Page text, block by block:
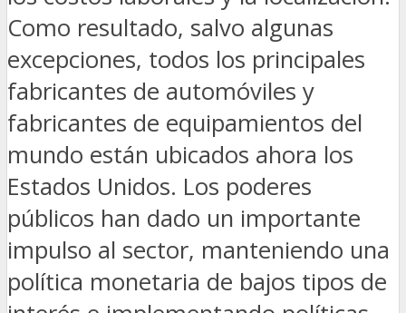
Como resultado, salvo algunas
excepciones, todos los principales
fabricantes de automóviles y
fabricantes de equipamientos del
mundo están ubicados ahora los
Estados Unidos. Los poderes
públicos han dado un importante
impulso al sector, manteniendo una
política monetaria de bajos tipos de